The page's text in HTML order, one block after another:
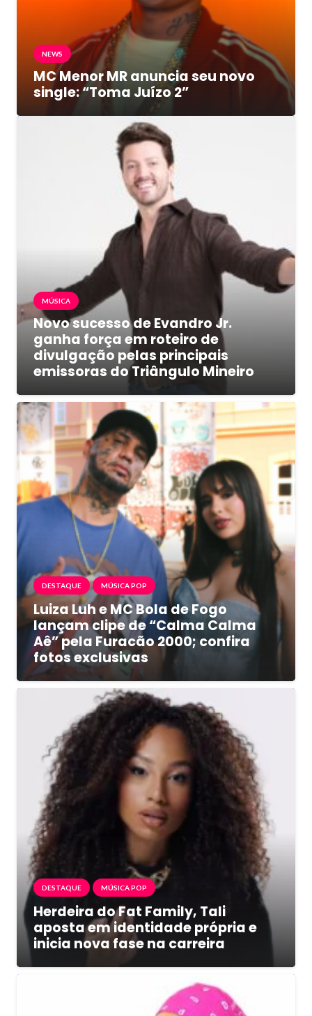
NEWS
MC Menor MR anuncia seu novo
single: “Toma Juízo 2”
MÚSICA
Novo sucesso de Evandro Jr.
ganha força em roteiro de
divulgação pelas principais
emissoras do Triângulo Mineiro
DESTAQUE MÚSICA POP
Luiza Luh e MC Bola de Fogo
lançam clipe de “Calma Calma
Aê” pela Furacão 2000; confira
fotos exclusivas
DESTAQUE MÚSICA POP
Herdeira do Fat Family, Tali
aposta em identidade própria e
inicia nova fase na carreira